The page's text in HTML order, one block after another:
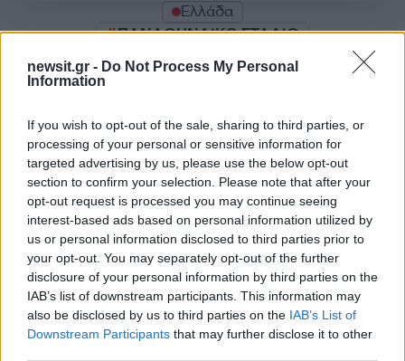
newsit.gr - Do Not Process My Personal
Information
If you wish to opt-out of the sale, sharing to third parties, or
processing of your personal or sensitive information for
targeted advertising by us, please use the below opt-out
section to confirm your selection. Please note that after your
opt-out request is processed you may continue seeing
interest-based ads based on personal information utilized by
us or personal information disclosed to third parties prior to
your opt-out. You may separately opt-out of the further
disclosure of your personal information by third parties on the
IAB’s list of downstream participants. This information may
also be disclosed by us to third parties on the IAB’s List of
Downstream Participants that may further disclose it to other
Ελλάδα
ΠΑΝΑΘΗΝΑΙΚΟ ΣΤΑΔΙΟ
Share:
ενημερωθείτε πρώτοι για όλη την ειδησεογραφία και τα
τελευταία νέατης ημέρας
Πιο δημοφιλή
1 «Ψήνονται» στα 40άρια δυτική και βόρεια
Ελλάδα – Ενισχυμένα μελτέμια έως 8
μποφόρ στο Αιγαίο μέχρι